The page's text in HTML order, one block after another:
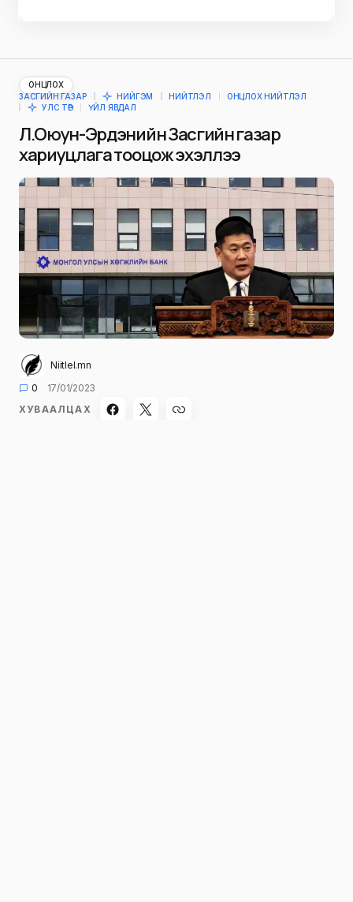
ОНЦЛОХ
ЗАСГИЙН ГАЗАР
НИЙГЭМ НИЙТЛЭЛ
ОНЦЛОХ НИЙТЛЭЛ
УЛС ТӨР
ҮЙЛ ЯВДАЛ
Л.Оюун-Эрдэнийн Засгийн газар
хариуцлага тооцож эхэллээ
Niitlel.mn
0
17/01/2023
ХУВААЛЦАХ